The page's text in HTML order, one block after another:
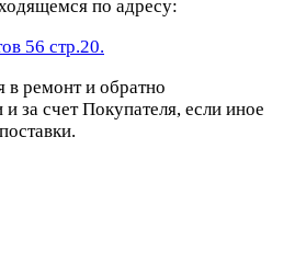
по адресу:
56 стр.20.
в ремонт и обратно
за счет Покупателя, если иное